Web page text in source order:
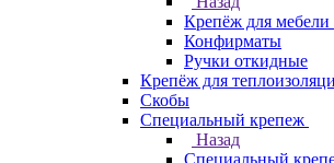
Крепёж для мебели
Конфирматы
Ручки откидные
Крепёж для
Скобы
Специальный крепеж
Назад
Специальный